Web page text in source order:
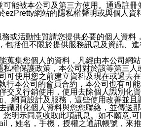
能被本公司及第三方使用。通過註
網站的隱私權聲明或與個人
或活動性質請您提供必要的個人資
括但不限於提供服務訊息及資訊、
集您個人的資料，凡經由本公司網
權保護政策，本公司對於該等第三人
使用您之前建立資料及現在或過去
本公司的會員合約，本公司也有可
叉行銷使用，使用去除個人識別化
網頁設計及服務，這些使用改善並且
別化個人資料與您您聯絡，並傳送
明示同意收取此項訊息。如不願意,
姓名，手機，授權之通訊帳號，來